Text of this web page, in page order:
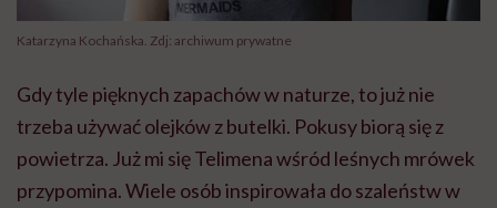
Katarzyna Kochańska. Zdj: archiwum prywatne
Gdy tyle pięknych zapachów w naturze, to już nie
trzeba używać olejków z butelki. Pokusy biorą się z
powietrza. Już mi się Telimena wśród leśnych mrówek
przypomina. Wiele osób inspirowała do szaleństw w